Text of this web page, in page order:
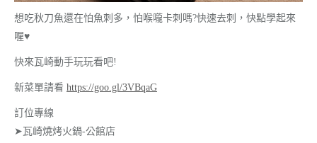
想吃秋刀魚還在怕魚刺多，怕喉嚨卡刺嗎?快速去刺，快點學起來
喔♥
快來瓦崎動手玩玩看吧!
新菜單請看 https://goo.gl/3VBqaG
訂位專線
➤瓦崎燒烤火鍋-公館店